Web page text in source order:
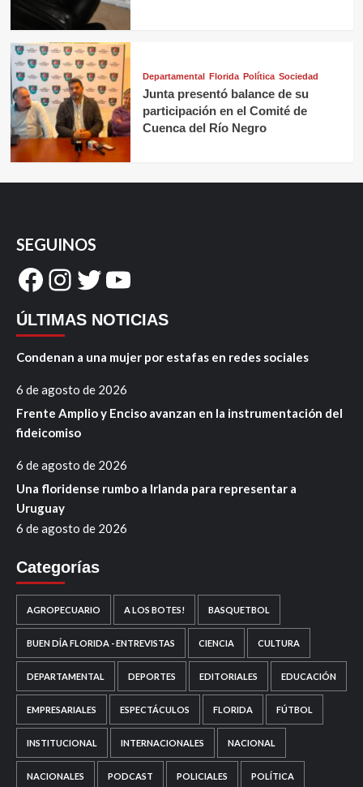
Departamental Florida Política Sociedad
Junta presentó balance de su
participación en el Comité de
Cuenca del Río Negro
SEGUINOS
Facebook
Instagram
Twitter
YouTube
ÚLTIMAS NOTICIAS
Condenan a una mujer por estafas en redes sociales
6 de agosto de 2026
Frente Amplio y Enciso avanzan en la instrumentación del
fideicomiso
6 de agosto de 2026
Una floridense rumbo a Irlanda para representar a
Uruguay
6 de agosto de 2026
Categorías
AGROPECUARIO A LOS BOTES! BASQUETBOL
BUEN DÍA FLORIDA - ENTREVISTAS CIENCIA CULTURA
DEPARTAMENTAL DEPORTES EDITORIALES EDUCACIÓN
EMPRESARIALES ESPECTÁCULOS FLORIDA FÚTBOL
INSTITUCIONAL INTERNACIONALES NACIONAL
NACIONALES PODCAST POLICIALES POLÍTICA